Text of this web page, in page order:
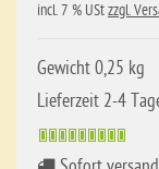
incl. 7 % UStzzgl.
Gewicht 0,25 kg
Lieferzeit 2-4